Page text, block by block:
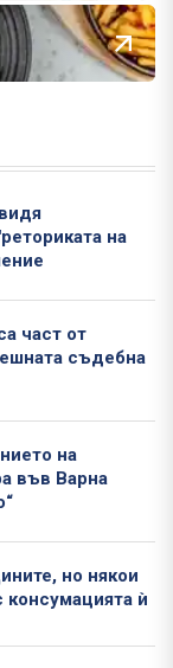
на
част от
съдебна
на
във Варна
но някои
консумацията ѝ